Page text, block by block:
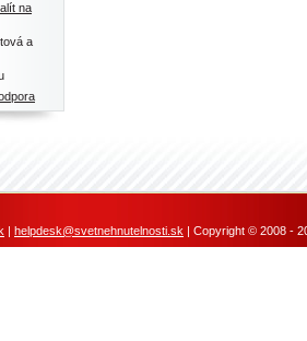
na
a
| helpdesk@svetnehnutelnosti.sk | Copyright © 2008 -